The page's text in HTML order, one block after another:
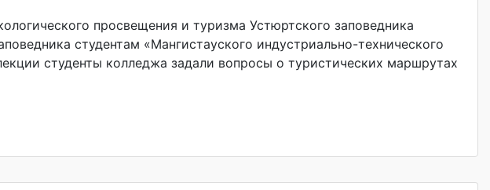
просвещения и туризма Устюртского заповедника
студентам «Мангистауского индустриально-технического
студенты колледжа задали вопросы о туристических маршрутах